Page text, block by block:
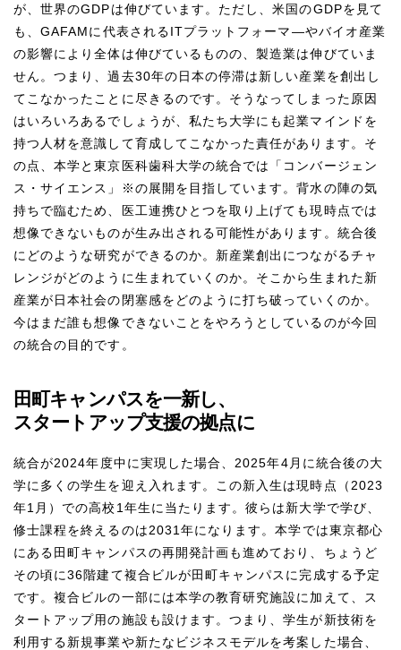
が、世界のGDPは伸びています。ただし、米国のGDPを見て
も、GAFAMに代表されるITプラットフォーマ―やバイオ産業
の影響により全体は伸びているものの、製造業は伸びていま
せん。つまり、過去30年の日本の停滞は新しい産業を創出し
てこなかったことに尽きるのです。そうなってしまった原因
はいろいろあるでしょうが、私たち大学にも起業マインドを
持つ人材を意識して育成してこなかった責任があります。そ
の点、本学と東京医科歯科大学の統合では「コンバージェン
ス・サイエンス」※の展開を目指しています。背水の陣の気
持ちで臨むため、医工連携ひとつを取り上げても現時点では
想像できないものが生み出される可能性があります。統合後
にどのような研究ができるのか。新産業創出につながるチャ
レンジがどのように生まれていくのか。そこから生まれた新
産業が日本社会の閉塞感をどのように打ち破っていくのか。
今はまだ誰も想像できないことをやろうとしているのが今回
の統合の目的です。
田町キャンパスを一新し、
スタートアップ支援の拠点に
統合が2024年度中に実現した場合、2025年4月に統合後の大
学に多くの学生を迎え入れます。この新入生は現時点（2023
年1月）での高校1年生に当たります。彼らは新大学で学び、
修士課程を終えるのは2031年になります。本学では東京都心
にある田町キャンパスの再開発計画も進めており、ちょうど
その頃に36階建て複合ビルが田町キャンパスに完成する予定
です。複合ビルの一部には本学の教育研究施設に加えて、ス
タートアップ用の施設も設けます。つまり、学生が新技術を
利用する新規事業や新たなビジネスモデルを考案した場合、